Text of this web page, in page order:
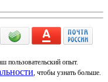
пользовательский опыт.
, чтобы узнать больше.